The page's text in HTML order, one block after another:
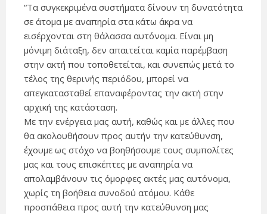
“Τα συγκεκριμένα συστήματα δίνουν τη δυνατότητα
σε άτομα με αναπηρία στα κάτω άκρα να
εισέρχονται στη θάλασσα αυτόνομα. Είναι μη
μόνιμη διάταξη, δεν απαιτείται καμία παρέμβαση
στην ακτή που τοποθετείται, και συνεπώς μετά το
τέλος της θερινής περιόδου, μπορεί να
απεγκατασταθεί επαναφέροντας την ακτή στην
αρχική της κατάσταση.
Με την ενέργεια μας αυτή, καθώς και με άλλες που
θα ακολουθήσουν προς αυτήν την κατεύθυνση,
έχουμε ως στόχο να βοηθήσουμε τους συμπολίτες
μας και τους επισκέπτες με αναπηρία να
απολαμβάνουν τις όμορφες ακτές μας αυτόνομα,
χωρίς τη βοήθεια συνοδού ατόμου. Κάθε
προσπάθεια προς αυτή την κατεύθυνση μας